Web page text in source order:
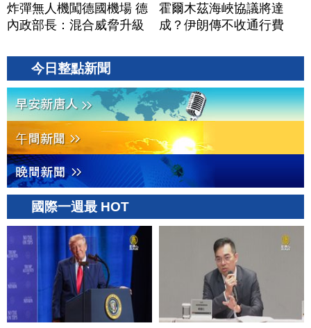
炸彈無人機闖德國機場 德
內政部長：混合威脅升級
霍爾木茲海峽協議將達
成？伊朗傳不收通行費
今日整點新聞
國際一週最 HOT